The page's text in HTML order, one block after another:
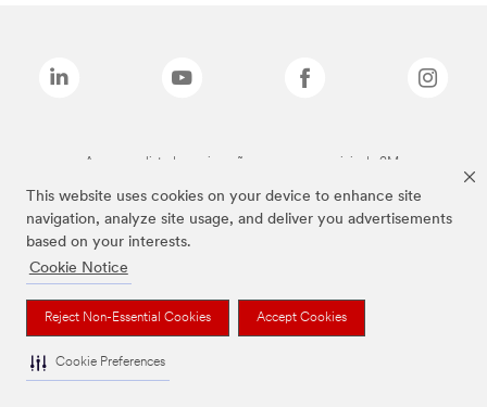
This website uses cookies on your device to enhance site
navigation, analyze site usage, and deliver you advertisements
based on your interests.
Cookie Notice
Reject Non-Essential Cookies Accept Cookies
Cookie Preferences
As marcas listadas a cima são marcas comerciais da 3M.